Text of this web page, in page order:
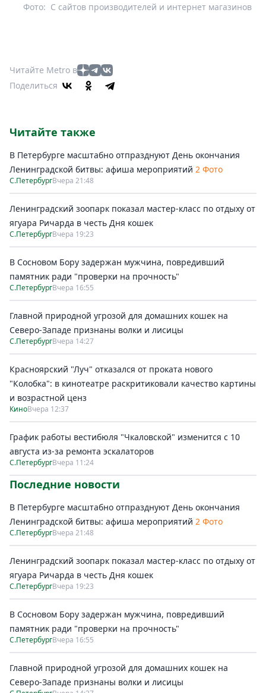
С сайтов производителей и интернет магазинов
Фото:
Читайте Metro в
Поделиться
Читайте также
В Петербурге масштабно отпразднуют День окончания
Ленинградской битвы: афиша мероприятий 2 Фото
С.ПетербургВчера 21:48
Ленинградский зоопарк показал мастер-класс по отдыху от
ягуара Ричарда в честь Дня кошек
С.ПетербургВчера 19:23
В Сосновом Бору задержан мужчина, повредивший
памятник ради "проверки на прочность"
С.ПетербургВчера 16:55
Главной природной угрозой для домашних кошек на
Северо-Западе признаны волки и лисицы
С.ПетербургВчера 14:27
Красноярский "Луч" отказался от проката нового
"Колобка": в кинотеатре раскритиковали качество картины
и возрастной ценз
КиноВчера 12:37
График работы вестибюля "Чкаловской" изменится с 10
августа из-за ремонта эскалаторов
С.ПетербургВчера 11:24
Последние новости
В Петербурге масштабно отпразднуют День окончания
Ленинградской битвы: афиша мероприятий 2 Фото
С.ПетербургВчера 21:48
Ленинградский зоопарк показал мастер-класс по отдыху от
ягуара Ричарда в честь Дня кошек
С.ПетербургВчера 19:23
В Сосновом Бору задержан мужчина, повредивший
памятник ради "проверки на прочность"
С.ПетербургВчера 16:55
Главной природной угрозой для домашних кошек на
Северо-Западе признаны волки и лисицы